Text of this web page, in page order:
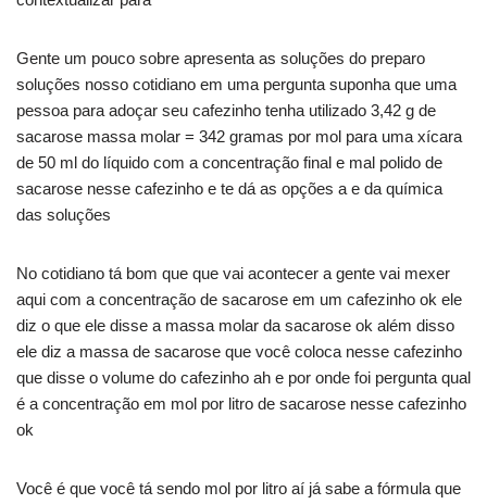
Gente um pouco sobre apresenta as soluções do preparo
soluções nosso cotidiano em uma pergunta suponha que uma
pessoa para adoçar seu cafezinho tenha utilizado 3,42 g de
sacarose massa molar = 342 gramas por mol para uma xícara
de 50 ml do líquido com a concentração final e mal polido de
sacarose nesse cafezinho e te dá as opções a e da química
das soluções
No cotidiano tá bom que que vai acontecer a gente vai mexer
aqui com a concentração de sacarose em um cafezinho ok ele
diz o que ele disse a massa molar da sacarose ok além disso
ele diz a massa de sacarose que você coloca nesse cafezinho
que disse o volume do cafezinho ah e por onde foi pergunta qual
é a concentração em mol por litro de sacarose nesse cafezinho
ok
Você é que você tá sendo mol por litro aí já sabe a fórmula que